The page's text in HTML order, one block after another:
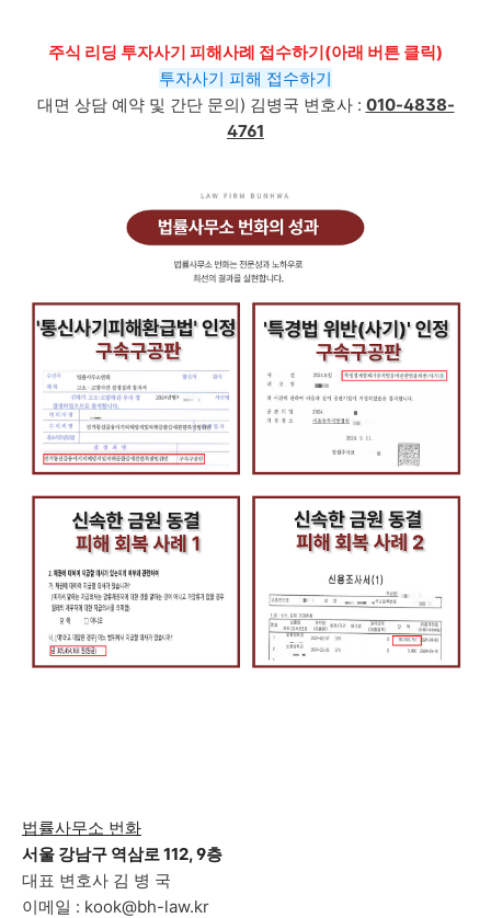
주식 리딩 투자사기 피해사례 접수하기(아래 버튼 클릭)
투자사기 피해 접수하기
대면 상담 예약 및 간단 문의) 김병국 변호사 : 010-4838-
4761
법률사무소 번화
서울 강남구 역삼로 112, 9층
대표 변호사 김 병 국
이메일 : kook@bh-law.kr